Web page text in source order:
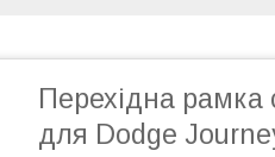
Перехідна рамка
для Dodge